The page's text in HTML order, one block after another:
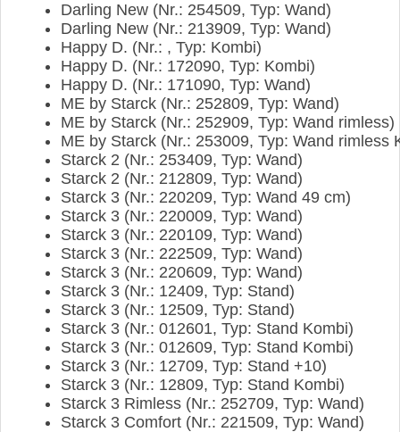
Darling New (Nr.: 254509, Typ: Wand)
Darling New (Nr.: 213909, Typ: Wand)
Happy D. (Nr.: , Typ: Kombi)
Happy D. (Nr.: 172090, Typ: Kombi)
Happy D. (Nr.: 171090, Typ: Wand)
ME by Starck (Nr.: 252809, Typ: Wand)
ME by Starck (Nr.: 252909, Typ: Wand rimless)
ME by Starck (Nr.: 253009, Typ: Wand rimless
Starck 2 (Nr.: 253409, Typ: Wand)
Starck 2 (Nr.: 212809, Typ: Wand)
Starck 3 (Nr.: 220209, Typ: Wand 49 cm)
Starck 3 (Nr.: 220009, Typ: Wand)
Starck 3 (Nr.: 220109, Typ: Wand)
Starck 3 (Nr.: 222509, Typ: Wand)
Starck 3 (Nr.: 220609, Typ: Wand)
Starck 3 (Nr.: 12409, Typ: Stand)
Starck 3 (Nr.: 12509, Typ: Stand)
Starck 3 (Nr.: 012601, Typ: Stand Kombi)
Starck 3 (Nr.: 012609, Typ: Stand Kombi)
Starck 3 (Nr.: 12709, Typ: Stand +10)
Starck 3 (Nr.: 12809, Typ: Stand Kombi)
Starck 3 Rimless (Nr.: 252709, Typ: Wand)
Starck 3 Comfort (Nr.: 221509, Typ: Wand)